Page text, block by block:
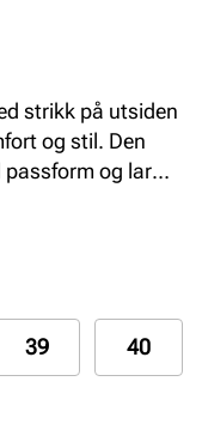
strikk på utsiden
og stil. Den
og lar
er allsidige
39 40